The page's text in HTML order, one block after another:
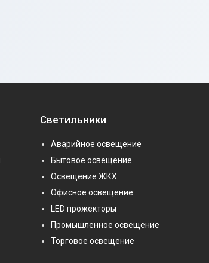
Светильники
Аварийное освещение
Бытовое освещение
Освещение ЖКХ
Офисное освещение
LED прожекторы
Промышленное освещение
Торговое освещение